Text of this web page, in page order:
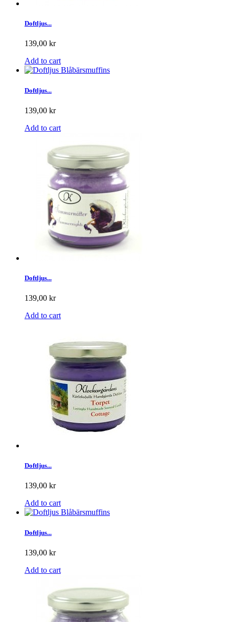
Doftljus...
139,00 kr
Add to cart
Doftljus...
139,00 kr
Add to cart
Doftljus...
139,00 kr
Add to cart
Doftljus...
139,00 kr
Add to cart
Doftljus...
139,00 kr
Add to cart